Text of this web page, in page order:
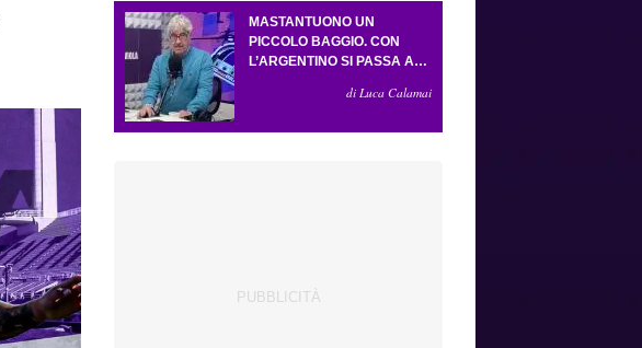
MASTANTUONO UN
PICCOLO BAGGIO. CON
L’ARGENTINO SI PASSA AL
L’AMICHEVOLE CON IL
di Luca Calamai